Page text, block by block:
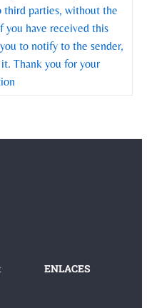
third parties, without the
you have received this
to notify to the sender,
Thank you for your
ENLACES